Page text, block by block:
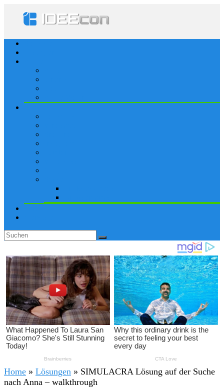
Home » Lösungen » SIMULACRA Lösung auf der Suche
nach Anna – walkthrough